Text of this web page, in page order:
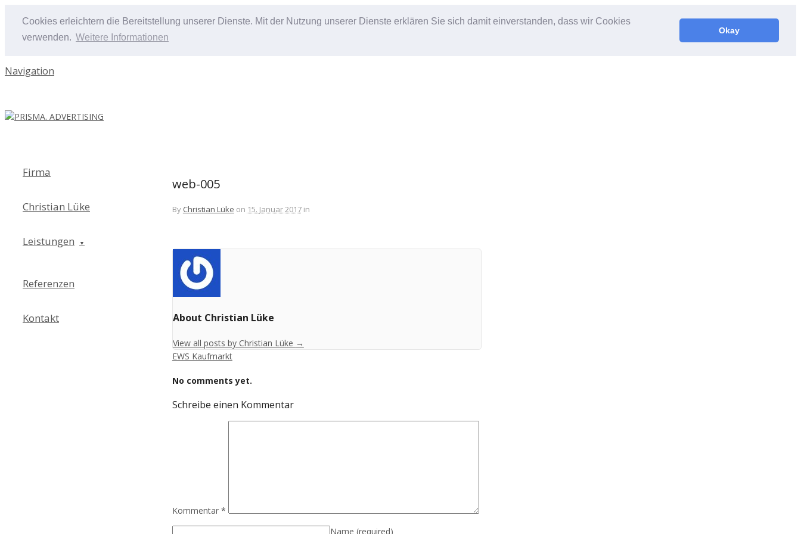
Cookies erleichtern die Bereitstellung unserer Dienste. Mit der Nutzung unserer Dienste erklären Sie sich damit einverstanden, dass wir Cookies
verwenden. Weitere Informationen
Okay
Navigation
web-005
By Christian Lüke on 15. Januar 2017 in
About Christian Lüke
View all posts by Christian Lüke →
EWS Kaufmarkt
No comments yet.
Schreibe einen Kommentar
Kommentar *
Name (required)
Firma
Christian Lüke
Leistungen
Referenzen
Kontakt